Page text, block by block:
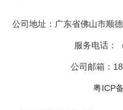
公司地址：广东省佛山市顺
服务电话：
公司邮箱：
粤ICP